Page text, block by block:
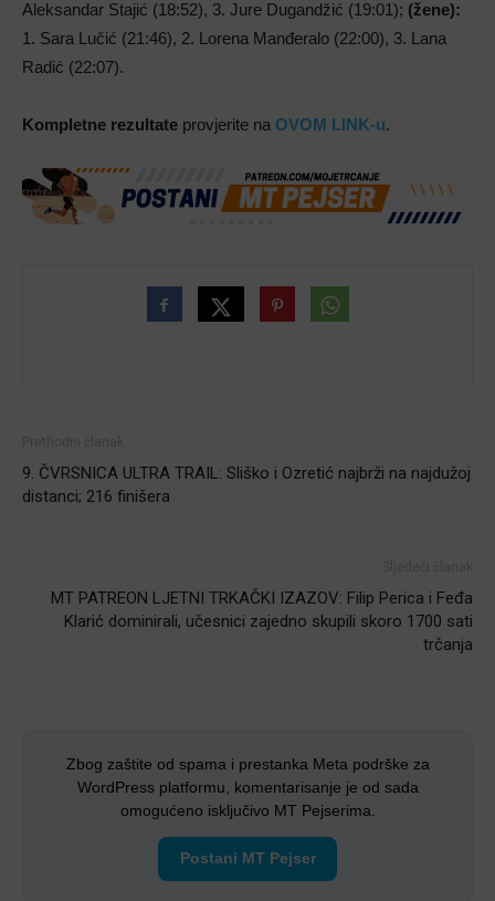
Aleksandar Stajić (18:52), 3. Jure Dugandžić (19:01); (žene):
1. Sara Lučić (21:46), 2. Lorena Manđeralo (22:00), 3. Lana
Radić (22:07).
Kompletne rezultate provjerite na OVOM LINK-u.
9. ČVRSNICA ULTRA TRAIL: Sliško i Ozretić najbrži na najdužoj
distanci; 216 finišera
MT PATREON LJETNI TRKAČKI IZAZOV: Filip Perica i Feđa
Klarić dominirali, učesnici zajedno skupili skoro 1700 sati
trčanja
Zbog zaštite od spama i prestanka Meta podrške za
WordPress platformu, komentarisanje je od sada
omogućeno isključivo MT Pejserima.
Postani MT Pejser